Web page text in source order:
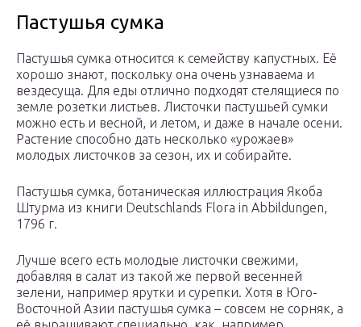
Пастушья сумка
Пастушья сумка относится к семейству капустных. Её
хорошо знают, поскольку она очень узнаваема и
вездесуща. Для еды отлично подходят стелящиеся по
земле розетки листьев. Листочки пастушьей сумки
можно есть и весной, и летом, и даже в начале осени.
Растение способно дать несколько «урожаев»
молодых листочков за сезон, их и собирайте.
Пастушья сумка, ботаническая иллюстрация Якоба
Штурма из книги Deutschlands Flora in Abbildungen,
1796 г.
Лучше всего есть молодые листочки свежими,
добавляя в салат из такой же первой весенней
зелени, например ярутки и сурепки. Хотя в Юго-
Восточной Азии пастушья сумка – совсем не сорняк, а